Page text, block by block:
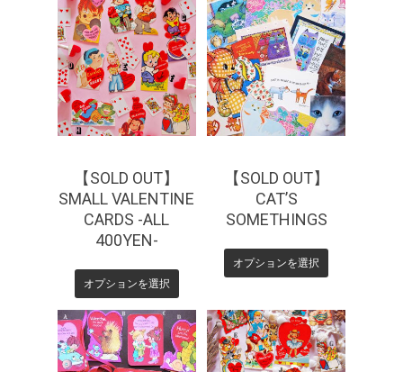
¥440
【SOLD OUT】
SMALL VALENTINE
CARDS -ALL
400YEN-
オプションを選択
¥550
¥1,650
【SOLD OUT】
CAT’S
SOMETHINGS
オプションを選択